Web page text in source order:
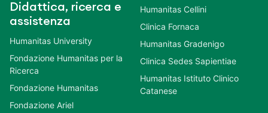
Didattica, ricerca e
assistenza
Humanitas University
Fondazione Humanitas per la
Ricerca
Fondazione Humanitas
Fondazione Ariel
Humanitas Cellini
Clinica Fornaca
Humanitas Gradenigo
Clinica Sedes Sapientiae
Humanitas Istituto Clinico
Catanese